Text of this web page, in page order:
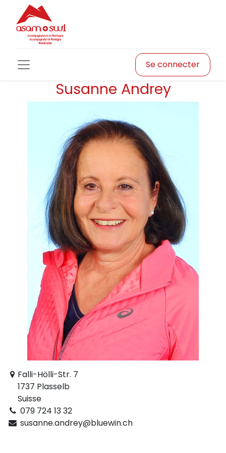
Se connecter
Susanne Andrey
Falli-Hölli-Str. 7
1737 Plasselb
Suisse
079 724 13 32
susanne.andrey@bluewin.ch